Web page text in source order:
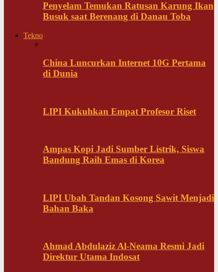
Penyelam Temukan Ratusan Karung Ikan
Busuk saat Berenang di Danau Toba
Tekno
China Luncurkan Internet 10G Pertama
di Dunia
LIPI Kukuhkan Empat Profesor Riset
Ampas Kopi Jadi Sumber Listrik, Siswa
Bandung Raih Emas di Korea
LIPI Ubah Tandan Kosong Sawit Menjadi
Bahan Baka
Ahmad Abdulaziz Al-Neama Resmi Jadi
Direktur Utama Indosat